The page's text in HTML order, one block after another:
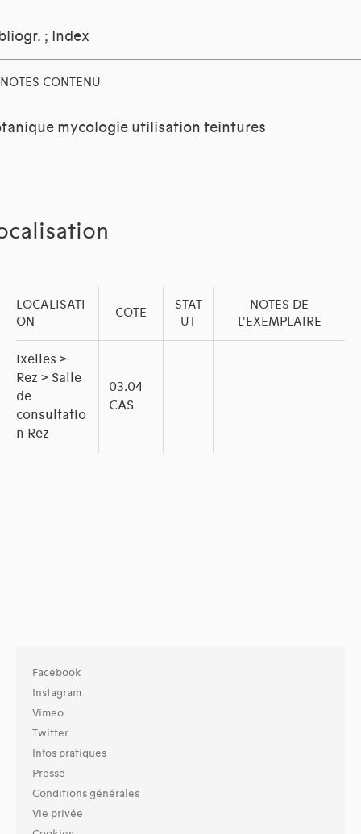
; Index
NOTES CONTENU
mycologie utilisation teintures
LOCALISATI
ON
COTE
STAT
UT
NOTES DE
L'EXEMPLAIRE
Ixelles >
Rez > Salle
de
consultatio
n Rez
03.04
CAS
Facebook
Instagram
Vimeo
Twitter
Infos pratiques
Presse
Conditions générales
Vie privée